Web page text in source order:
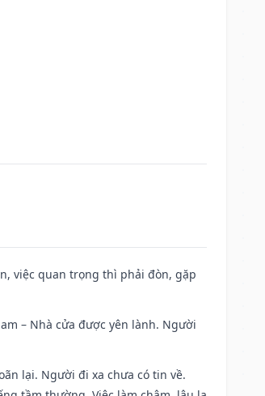
việc quan trọng thì phải đòn, gặp
– Nhà cửa được yên lành. Người
lại. Người đi xa chưa có tin về.